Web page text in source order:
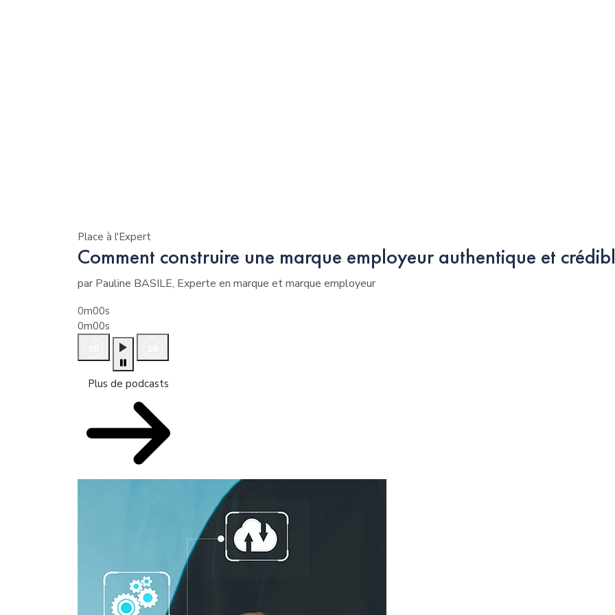
Place à l'Expert
Comment construire une marque employeur authentique et
par Pauline BASILE, Experte en marque et marque employeur
0m00s
0m00s
Plus de podcasts